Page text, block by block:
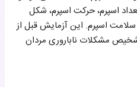
اسپرم، حرکت اسپرم، شکل
سلامت اسپرم. این آزمایش قبل از
مشکلات ناباروری مردان